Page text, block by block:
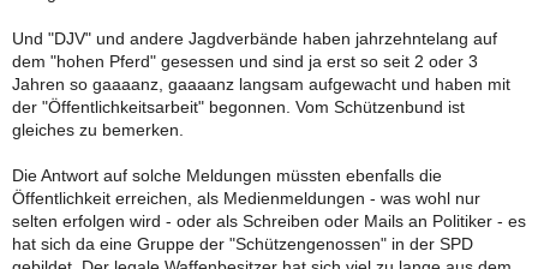
Und "DJV" und andere Jagdverbände haben jahrzehntelang auf
dem "hohen Pferd" gesessen und sind ja erst so seit 2 oder 3
Jahren so gaaaanz, gaaaanz langsam aufgewacht und haben mit
der "Öffentlichkeitsarbeit" begonnen. Vom Schützenbund ist
gleiches zu bemerken.
Die Antwort auf solche Meldungen müssten ebenfalls die
Öffentlichkeit erreichen, als Medienmeldungen - was wohl nur
selten erfolgen wird - oder als Schreiben oder Mails an Politiker - es
hat sich da eine Gruppe der "Schützengenossen" in der SPD